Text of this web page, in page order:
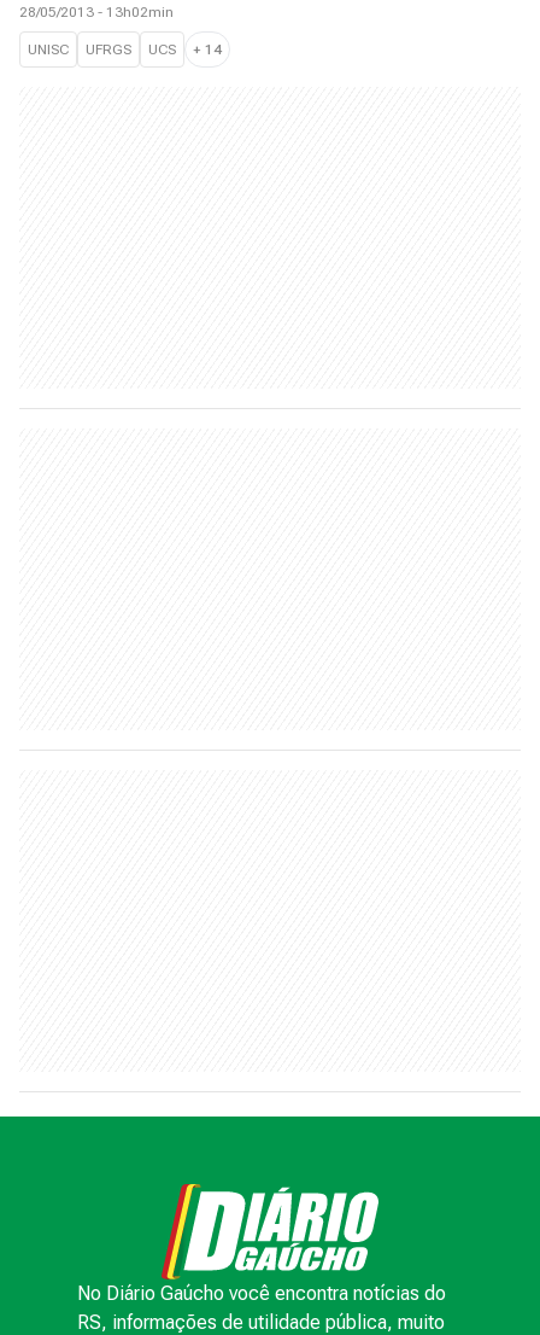
28/05/2013 - 13h02min
UNISC UFRGS UCS + 14
No Diário Gaúcho você encontra notícias do
RS, informações de utilidade pública, muito